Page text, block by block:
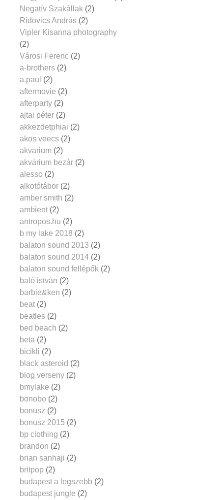
Negatív Szakállak (2)
Ridovics András (2)
Vipler Kisanna photography
(2)
Városi Ferenc (2)
a-brothers (2)
a.paul (2)
aftermovie (2)
afterparty (2)
ajtai péter (2)
akkezdetphiai (2)
akos veecs (2)
akvarium (2)
akvárium bezár (2)
alesso (2)
alkotótábor (2)
amber smith (2)
ambient (2)
antropos.hu (2)
b my lake 2018 (2)
balaton sound 2013 (2)
balaton sound 2014 (2)
balaton sound fellépők (2)
baló istván (2)
barbie&ken (2)
beat (2)
beatles (2)
bed beach (2)
beta (2)
bicikli (2)
black asteroid (2)
blog verseny (2)
bmylake (2)
bonobo (2)
bonusz (2)
bonusz 2015 (2)
bp clothing (2)
brandon (2)
brian sanhaji (2)
britpop (2)
budapest a legszebb (2)
budapest jungle (2)